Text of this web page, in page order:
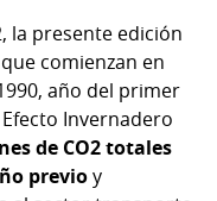
la presente edición
comienzan en
año del primer
Invernadero
de CO2 totales
previoy